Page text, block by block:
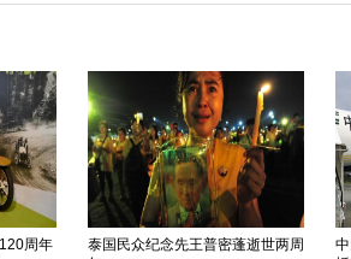
周年
泰国民众纪念先王普密蓬逝世两周